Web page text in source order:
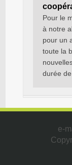
Pour le
à notre
pour un
toute la
durée
e-